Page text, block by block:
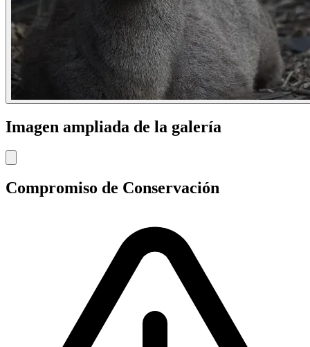
Imagen ampliada de la galería
Compromiso de Conservación